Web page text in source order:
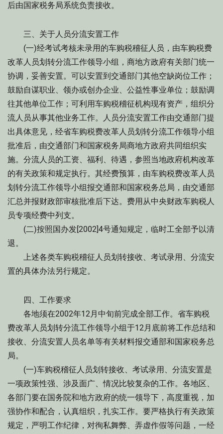
后由国家税务局系统负责接收。
三、关于人员分流安置工作
(一)经考试考核未录用的车购税稽征人员，由车购税费
改革人员划转分流工作领导小组，商地方政府有关部门统一
协调，妥善安置。可以安置到交通部门其他空缺岗位工作；
鼓励自谋职业、领办或创办企业、公益性事业单位；鼓励调
往其他单位工作；可利用车购税稽征机构现有资产，组织分
流人员从事其他业务工作。人员分流安置工作由交通部门提
出具体意见，经省车购税费改革人员划转分流工作领导小组
批准后，由交通部门和国家税务局商地方政府共同组织实
施。分流人员的工资、福利、待遇，参照当地政府机构改革
的有关政策和规定执行。其经费预算，由车购税费改革人员
划转分流工作领导小组报交通部和国家税务总局，由交通部
汇总并报财政部审核批准后下达。费用从中央财政车购税人
员专项经费中列支。
(二)按照国办发[2002]4号通知规定，临时工全部予以清
退。
上述各类车购税稽征人员划转接收、考试录用、分流安
置的具体办法另行规定。
四、工作要求
各地须在2002年12月中旬前完成全部工作。省车购税
费改革人员划转分流工作领导小组于12月底前将工作总结和
接收、分流安置人员名单等有关材料报交通部和国家税务总
局。
(一)车购税稽征人员划转接收、考试录用、分流安置是
一项政策性强、涉及面广、情况比较复杂的工作。各地区、
各部门要在国务院和地方政府的统一领导下，高度重视，加
强协作和配合，认真组织，扎实工作。要严格执行有关政策
规定，严明工作纪律，对徇私舞弊、弄虚作假等问题，一经